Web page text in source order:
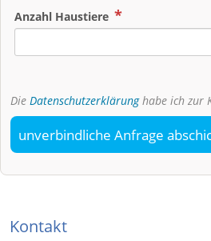
Anzahl Haustiere
Die Datenschutzerklärunghabe ich zur
unverbindliche Anfrage
Kontakt